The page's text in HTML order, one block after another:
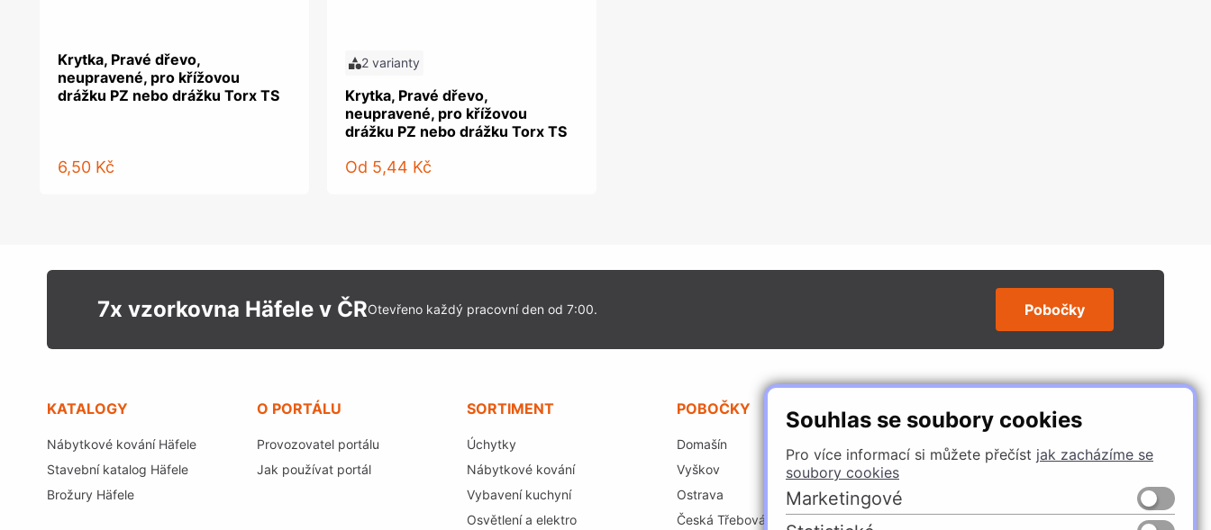
Souhlas se soubory cookies
Pro více informací si můžete přečíst jak zacházíme se
soubory cookies
Marketingové
Krytka, Pravé dřevo,
neupravené, pro křížovou
drážku PZ nebo drážku Torx TS
6,50 Kč
2 varianty
Krytka, Pravé dřevo,
neupravené, pro křížovou
drážku PZ nebo drážku Torx TS
Od 5,44 Kč
7x vzorkovna Häfele v ČROtevřeno každý pracovní den od 7:00. Pobočky
KATALOGY
Nábytkové kování Häfele
Stavební katalog Häfele
Brožury Häfele
O PORTÁLU
Provozovatel portálu
Jak používat portál
SORTIMENT
Úchytky
Nábytkové kování
Vybavení kuchyní
Osvětlení a elektro
POBOČKY
Domašín
Vyškov
Ostrava
Česká Třebová
SLEDUJTE NÁS